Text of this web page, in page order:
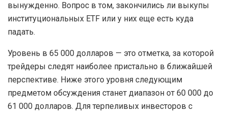
вынужденно. Вопрос в том, закончились ли выкупы
институциональных ETF или у них еще есть куда
падать.
Уровень в 65 000 долларов — это отметка, за которой
трейдеры следят наиболее пристально в ближайшей
перспективе. Ниже этого уровня следующим
предметом обсуждения станет диапазон от 60 000 до
61 000 долларов. Для терпеливых инвесторов с